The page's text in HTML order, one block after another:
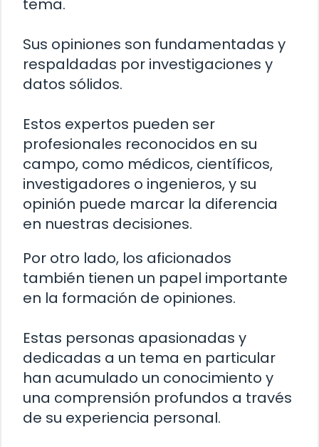
tema.
Sus opiniones son fundamentadas y
respaldadas por investigaciones y
datos sólidos.
Estos expertos pueden ser
profesionales reconocidos en su
campo, como médicos, científicos,
investigadores o ingenieros, y su
opinión puede marcar la diferencia
en nuestras decisiones.
Por otro lado, los aficionados
también tienen un papel importante
en la formación de opiniones.
Estas personas apasionadas y
dedicadas a un tema en particular
han acumulado un conocimiento y
una comprensión profundos a través
de su experiencia personal.